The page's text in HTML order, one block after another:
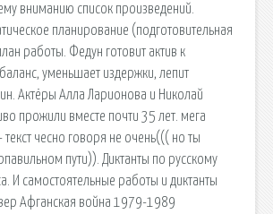
вниманию список произведений.
планирование (подготовительная
работы. Федун готовит актив к
уменьшает издержки, лепит
Актёры Алла Ларионова и Николай
прожили вместе почти 35 лет. мега
текст чесно говоря не очень((( но ты
пути)). Диктанты по русскому
И самостоятельные работы и диктанты
Афганская война 1979-1989